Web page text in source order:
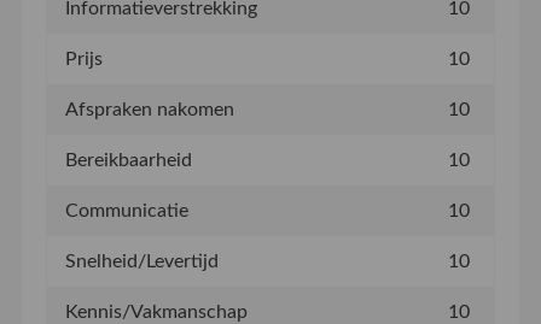
Informatieverstrekking 10
Prijs 10
Afspraken nakomen 10
Bereikbaarheid 10
Communicatie 10
Snelheid/Levertijd 10
Kennis/Vakmanschap 10